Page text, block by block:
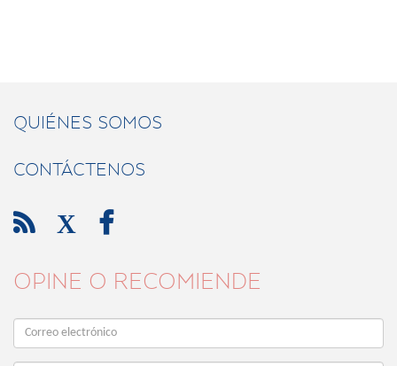
QUIÉNES SOMOS
CONTÁCTENOS
 X 
OPINE O RECOMIENDE